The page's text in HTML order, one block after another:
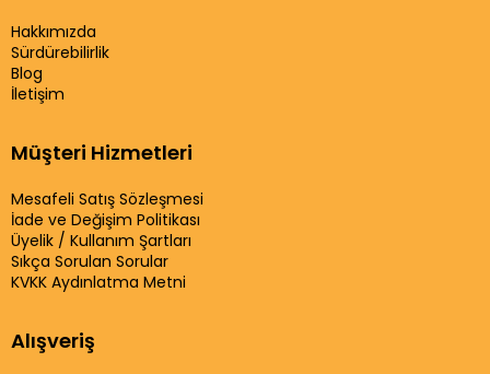
Hakkımızda
Sürdürebilirlik
Blog
İletişim
Müşteri Hizmetleri
Mesafeli Satış Sözleşmesi
İade ve Değişim Politikası
Üyelik / Kullanım Şartları
Sıkça Sorulan Sorular
KVKK Aydınlatma Metni
Alışveriş